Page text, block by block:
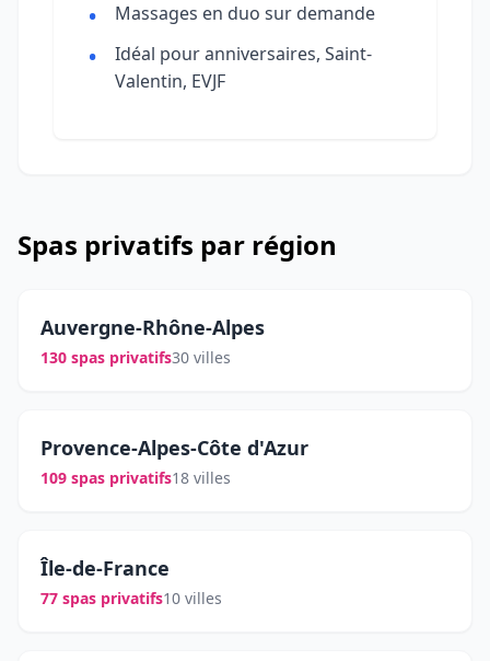
Massages en duo sur demande
Idéal pour anniversaires, Saint-
Valentin, EVJF
Spas privatifs par région
Auvergne-Rhône-Alpes
130 spas privatifs30 villes
Provence-Alpes-Côte d'Azur
109 spas privatifs18 villes
Île-de-France
77 spas privatifs10 villes